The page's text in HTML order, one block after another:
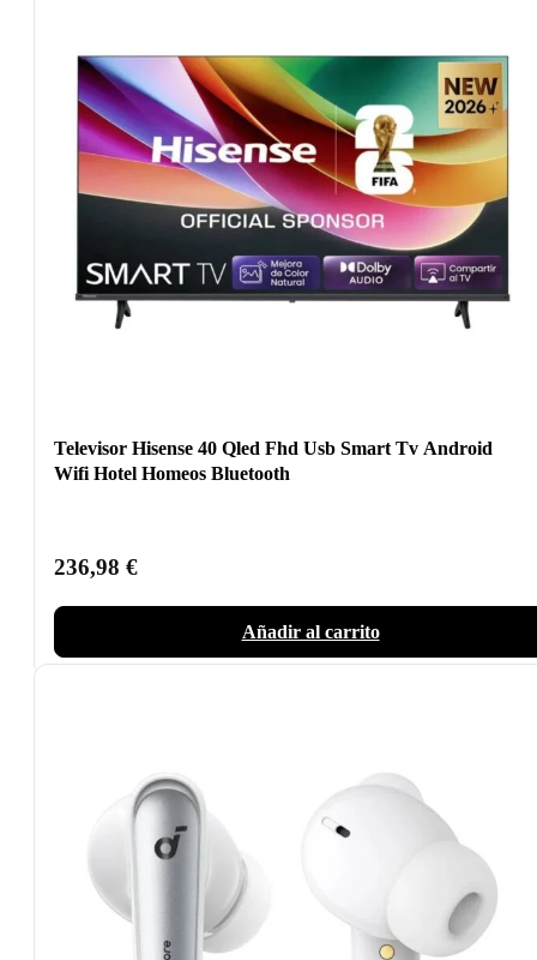
Televisor Hisense 40 Qled Fhd Usb Smart Tv Android
Wifi Hotel Homeos Bluetooth
236,98 €
Añadir al carrito